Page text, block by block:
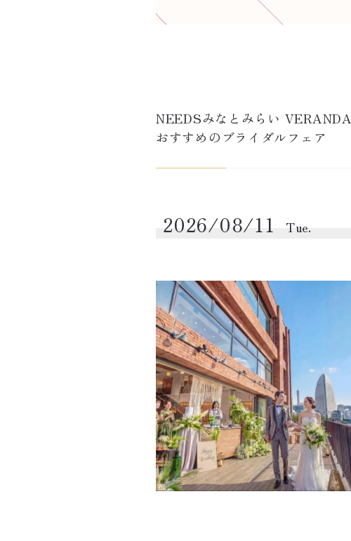
NEEDSみなとみらい VERANDA
おすすめのブライダルフェア
2026/08/11 Tue.